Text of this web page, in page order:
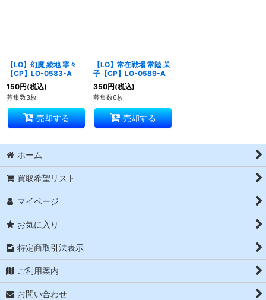
【LO】幻魔 綾地 寧々
【CP】LO-0583-A
150円(税込)
募集数3枚
売却する
【LO】常在戦場 常陸 茉
子【CP】LO-0589-A
350円(税込)
募集数6枚
売却する
ホーム
買取希望リスト
マイページ
お気に入り
特定商取引法表示
ご利用案内
お問い合わせ